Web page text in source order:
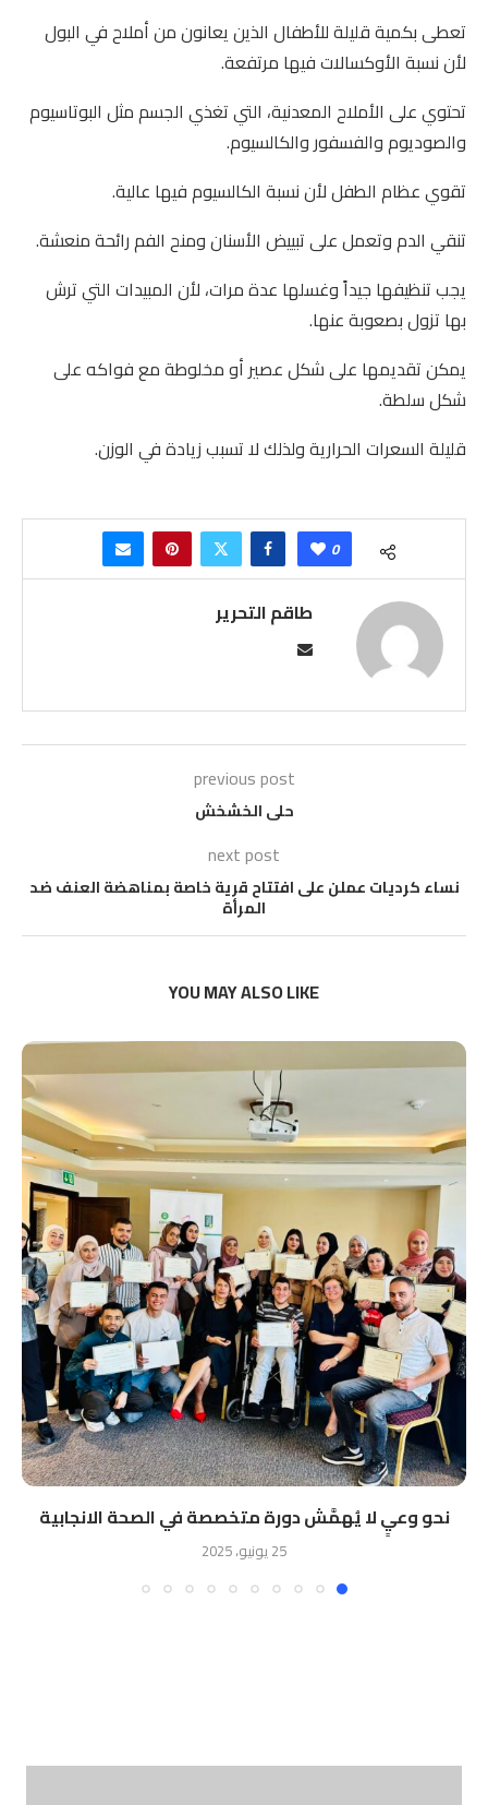
تعطى بكمية قليلة للأطفال الذين يعانون من أملاح في البول
لأن نسبة الأوكسالات فيها مرتفعة.
تحتوي على الأملاح المعدنية، التي تغذي الجسم مثل البوتاسيوم
والصوديوم والفسفور والكالسيوم.
تقوي عظام الطفل لأن نسبة الكالسيوم فيها عالية.
تنقي الدم وتعمل على تبييض الأسنان ومنح الفم رائحة منعشة.
يجب تنظيفها جيداً وغسلها عدة مرات، لأن المبيدات التي ترش
بها تزول بصعوبة عنها.
يمكن تقديمها على شكل عصير أو مخلوطة مع فواكه على
شكل سلطة.
قليلة السعرات الحرارية ولذلك لا تسبب زيادة في الوزن.
0
طاقم التحرير
previous post
حلى الخشخش
next post
نساء كرديات عملن على افتتاح قرية خاصة بمناهضة العنف ضد
المرأة
YOU MAY ALSO LIKE
نحو وعيٍ لا يُهمَّش دورة متخصصة في الصحة الانجابية
25 يونيو، 2025